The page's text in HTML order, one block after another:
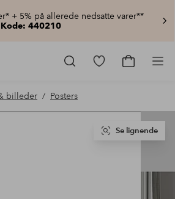
+ 5% på allerede nedsatte varer**
Kode: 440210
Gå
Gå
billeder Posters
Se lignende